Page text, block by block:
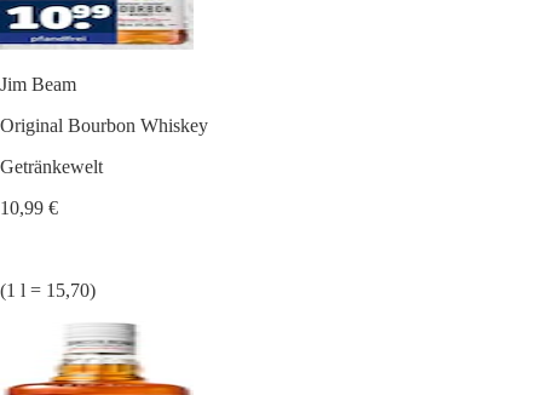
Jim Beam
Original Bourbon Whiskey
Getränkewelt
10,99 €
(1 l = 15,70)